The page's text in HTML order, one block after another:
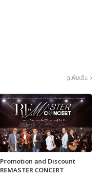
ดูเพิ่มเติม
Promotion and Discount
REMASTER CONCERT